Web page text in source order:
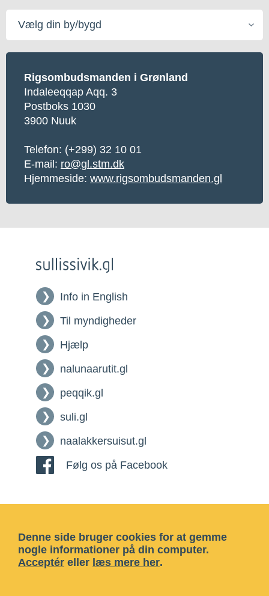
Vælg
din
by/bygd
Rigsombudsmanden i Grønland
Indaleeqqap Aqq. 3
Postboks 1030
3900 Nuuk
Telefon: (+299) 32 10 01
E-mail: ro@gl.stm.dk
Hjemmeside: www.rigsombudsmanden.gl
Info in English
Til myndigheder
Hjælp
nalunaarutit.gl
peqqik.gl
suli.gl
naalakkersuisut.gl
Følg os på Facebook
Denne side bruger cookies for at gemme
nogle informationer på din computer.
Acceptér eller læs mere her.